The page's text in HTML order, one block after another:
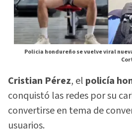
Policia hondureño se vuelve viral
Cristian Pérez, el policía
conquistó las redes por su
convertirse en tema de
usuarios.